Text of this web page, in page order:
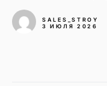
SALES_STROY
3 ИЮЛЯ 2026